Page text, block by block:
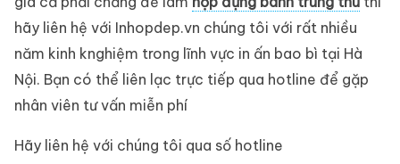
hãy liên hệ với Inhopdep.vn chúng tôi với rất nhiều
năm kinh knghiệm trong lĩnh vực in ấn bao bì tại Hà
Nội. Bạn có thể liên lạc trực tiếp qua hotline để gặp
nhân viên tư vấn miễn phí
Hãy liên hệ với chúng tôi qua số hotline